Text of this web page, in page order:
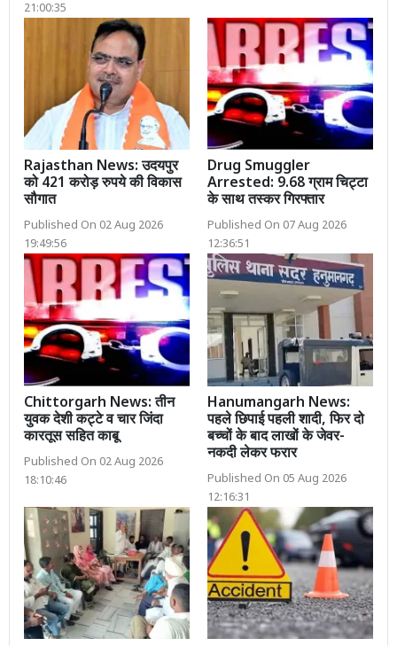
21:00:35
Rajasthan News: उदयपुर
को 421 करोड़ रुपये की विकास
सौगात
Published On 02 Aug 2026
19:49:56
Drug Smuggler
Arrested: 9.68 ग्राम चिट्टा
के साथ तस्कर गिरफ्तार
Published On 07 Aug 2026
12:36:51
Chittorgarh News: तीन
युवक देशी कट्टे व चार जिंदा
कारतूस सहित काबू
Published On 02 Aug 2026
18:10:46
Hanumangarh News:
पहले छिपाई पहली शादी, फिर दो
बच्चों के बाद लाखों के जेवर-
नकदी लेकर फरार
Published On 05 Aug 2026
12:16:31